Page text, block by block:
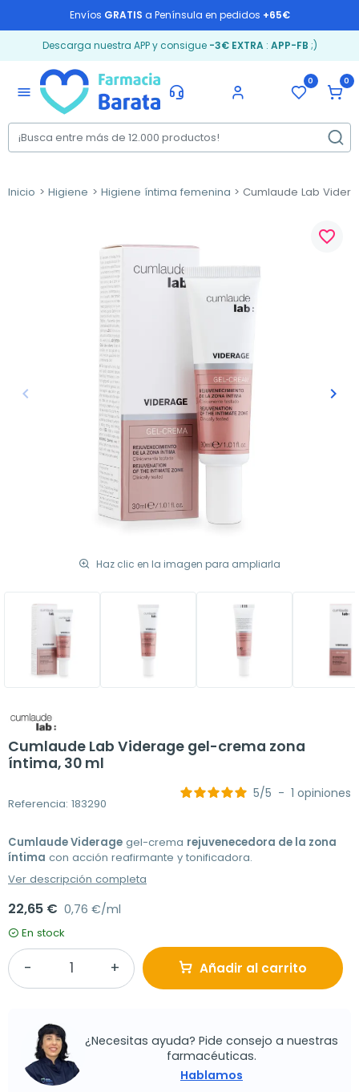
Envíos GRATIS a Península en pedidos +65€
Descarga nuestra APP y consigue -3€ EXTRA: APP-FB ;)
menu
0 0
Inicio Higiene Higiene íntima femenina Cumlaude Lab
Anterior
keyboard_arrow_left keyboard_arrow_right
Haz clic en la imagen para ampliarla
favorite_border
Cumlaude Lab Viderage gel-crema zona
íntima, 30 ml
Referencia: 183290
5/5 - 1 opiniones
Cumlaude Viderage gel-crema rejuvenecedora de la zona
íntima con acción reafirmante y tonificadora.
Ver descripción completa
22,65 € 0,76 €/ml
En stock
Añadir al carrito
¿Necesitas ayuda? Pide consejo a nuestras
farmacéuticas.
Hablamos